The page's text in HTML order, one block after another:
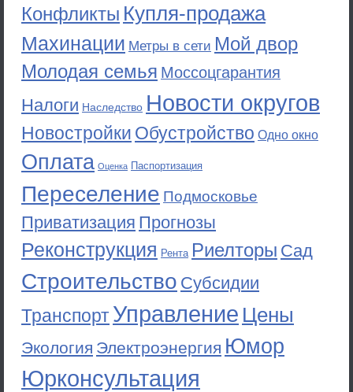
Конфликты Купля-продажа
Махинации Метры в сети Мой двор
Молодая семья Моссоцгарантия
Налоги Наследство Новости округов
Новостройки Обустройство Одно окно
Оплата Оценка Паспортизация
Переселение Подмосковье
Приватизация Прогнозы
Реконструкция Рента Риелторы Сад
Строительство Субсидии
ТранспортУправление Цены
Экология Электроэнергия Юмор
Юрконсультация